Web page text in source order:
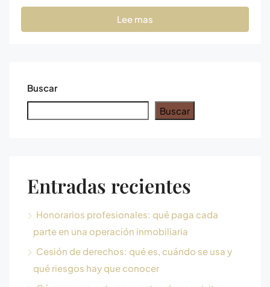
Lee mas
Buscar
Buscar
Entradas recientes
Honorarios profesionales: qué paga cada
parte en una operación inmobiliaria
Cesión de derechos: qué es, cuándo se usa y
qué riesgos hay que conocer